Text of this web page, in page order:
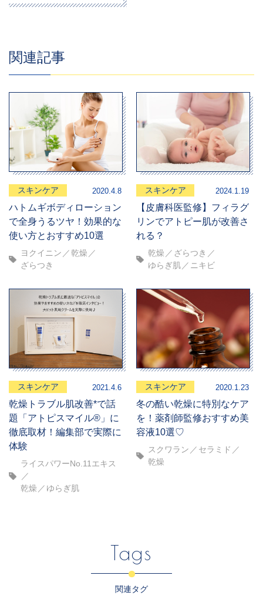
関連記事
スキンケア 2020.4.8
ハトムギボディローション
で全身うるツヤ！効果的な
使い方とおすすめ10選
ヨクイニン
乾燥
ざらつき
スキンケア 2024.1.19
【皮膚科医監修】フィラグ
リンでアトピー肌が改善さ
れる？
乾燥
ざらつき
ゆらぎ肌
ニキビ
スキンケア 2021.4.6
乾燥トラブル肌改善*で話
題「アトピスマイル®」に
徹底取材！編集部で実際に
体験
ライスパワーNo.11エキス
乾燥 ゆらぎ肌
スキンケア 2020.1.23
冬の酷い乾燥に特別なケア
を！薬剤師監修おすすめ美
容液10選♡
スクワラン
セラミド
乾燥
Tags
関連タグ